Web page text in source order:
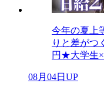
今年の夏上
りと差がつ
円★大学生
08月04日UP